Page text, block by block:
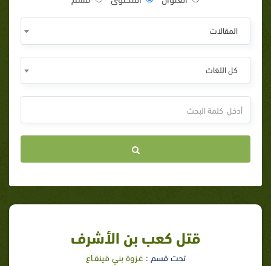
المقالات
كل اللغات
قتل كعب بن الأشرف
تحت قسم : غـزوة بني قينقـاع